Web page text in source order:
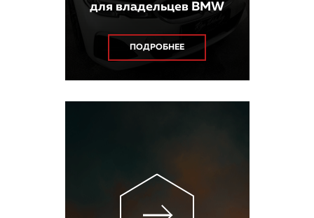
для владельцев BMW
ПОДРОБНЕЕ